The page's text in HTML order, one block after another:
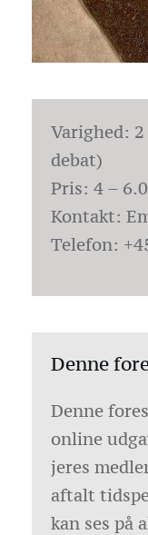
Varighed:
debat)
Pris: 4 –
Kontakt:
Telefon:
Denne
Denne
online
jeres
aftalt
kan ses på